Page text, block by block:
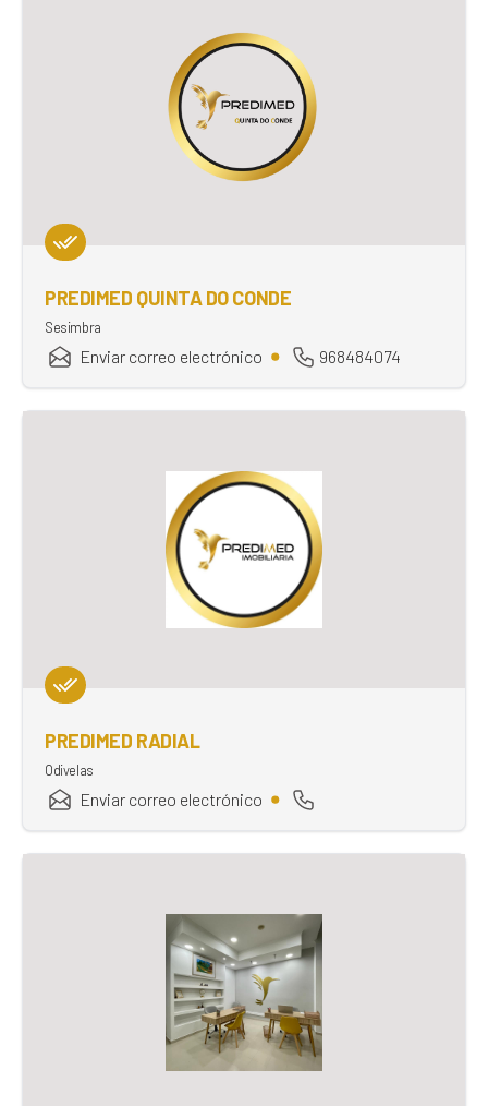
PREDIMED QUINTA DO CONDE
Sesimbra
Enviar correo electrónico 968484074
PREDIMED RADIAL
Odivelas
Enviar correo electrónico